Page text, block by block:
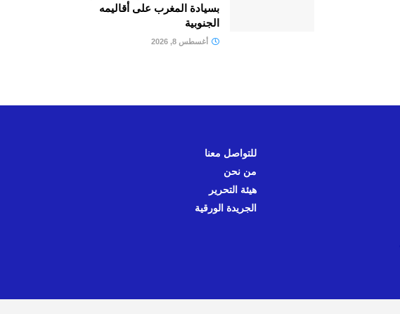
بسيادة المغرب على أقاليمه
الجنوبية
أغسطس 8, 2026
للتواصل معنا
من نحن
هيئة التحرير
الجريدة الورقية